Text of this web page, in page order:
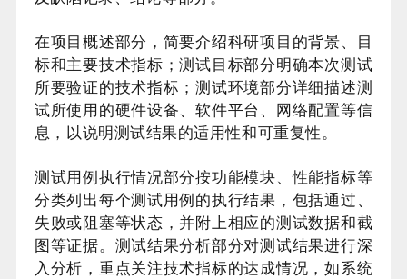
在项目概述部分，简要介绍科研项目的背景、目
标和主要技术指标；测试目标部分明确本次测试
所要验证的技术指标；测试环境部分详细描述测
试所使用的硬件设备、软件平台、网络配置等信
息，以说明测试结果的适用性和可重复性。
测试用例执行情况部分按功能模块、性能指标等
分类列出每个测试用例的执行结果，包括通过、
失败或阻塞等状态，并附上相应的测试数据和截
图等证据。测试结果分析部分对测试结果进行深
入分析，重点关注技术指标的达成情况，如系统